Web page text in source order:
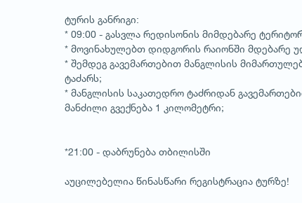
1 / 1
ტურის განრიგი:
* 09:00 - გასვლა რედისონის მიმდებარე
* მოვინახულებთ დიდგორის რაიონში მდებარე
* შემდეგ გავემართებით მანგლისის
ტაძარს;
* მანგლისის საკათედრო ტაძრიდან
მანძილი გვექნება 1 კილომეტრი;
*21:00 - დაბრუნება თბილისში
აუცილებელია წინასწარი რეგისტრაცია ტურზე!